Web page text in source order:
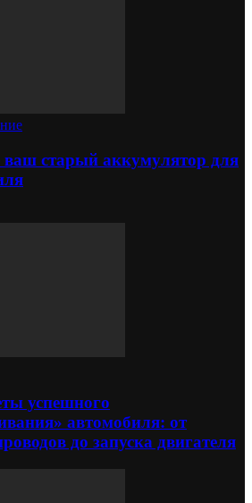
старый аккумулятор для
успешного
автомобиля: от
до запуска двигателя